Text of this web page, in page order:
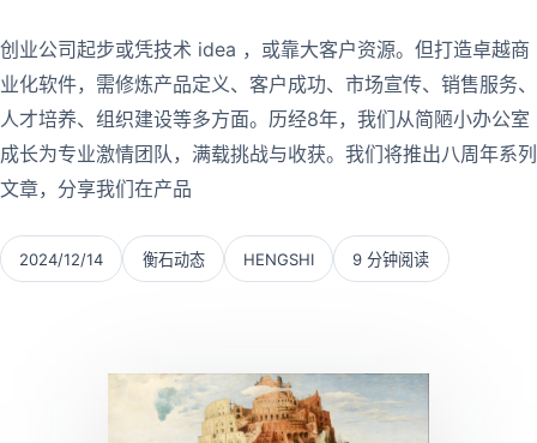
创业公司起步或凭技术 idea ，或靠大客户资源。但打造卓越商
业化软件，需修炼产品定义、客户成功、市场宣传、销售服务、
人才培养、组织建设等多方面。历经8年，我们从简陋小办公室
成长为专业激情团队，满载挑战与收获。我们将推出八周年系列
文章，分享我们在产品
2024/12/14 衡石动态 HENGSHI 9 分钟阅读